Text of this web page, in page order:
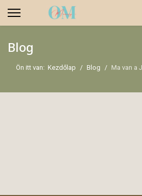
Blog
Ön itt van: Kezdőlap Blog Ma van a